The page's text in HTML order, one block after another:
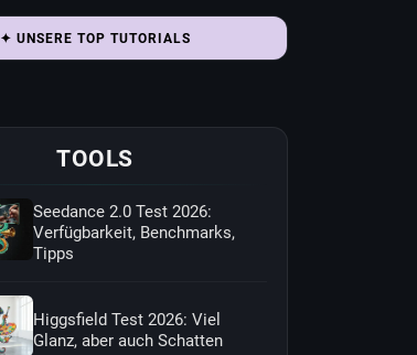
✦ UNSERE TOP TUTORIALS
TOOLS
Seedance 2.0 Test 2026:
Verfügbarkeit, Benchmarks,
Tipps
Higgsfield Test 2026: Viel
Glanz, aber auch Schatten